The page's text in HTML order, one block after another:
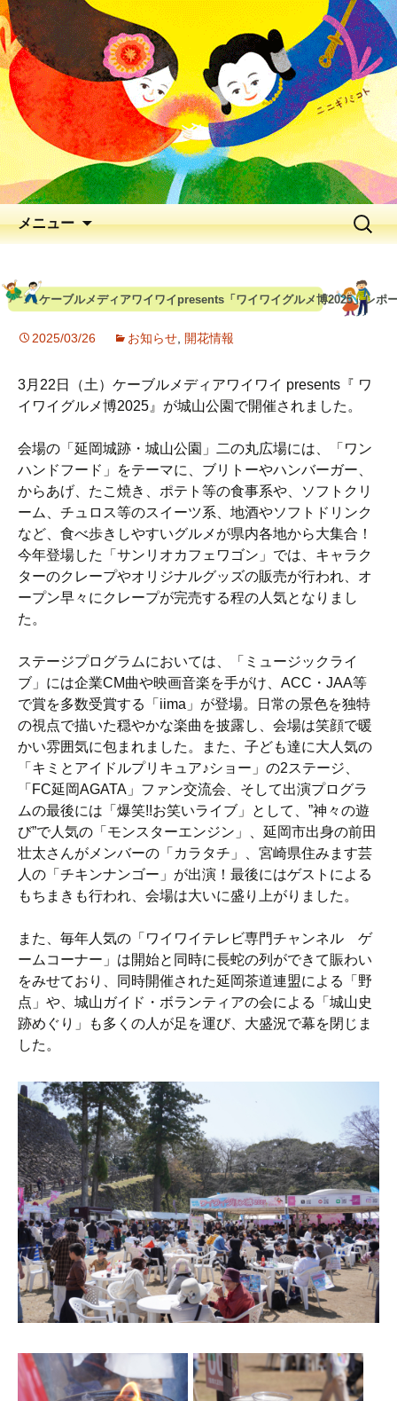
延岡花物語 2026
出会いの聖地 神と人と花が出逢う、
早春の五ヶ瀬川
メニュー
ケーブルメディアワイワイpresents「ワイワイグルメ博2025」レポ
2025/03/26 お知らせ 開花情報
3月22日（土）ケーブルメディアワイワイ presents『 ワ
イワイグルメ博2025』が城山公園で開催されました。
会場の「延岡城跡・城山公園」二の丸広場には、「ワン
ハンドフード」をテーマに、ブリトーやハンバーガー、
からあげ、たこ焼き、ポテト等の食事系や、ソフトクリ
ーム、チュロス等のスイーツ系、地酒やソフトドリンク
など、食べ歩きしやすいグルメが県内各地から大集合！
今年登場した「サンリオカフェワゴン」では、キャラク
ターのクレープやオリジナルグッズの販売が行われ、オ
ープン早々にクレープが完売する程の人気となりまし
た。
ステージプログラムにおいては、「ミュージックライ
ブ」には企業CM曲や映画音楽を手がけ、ACC・JAA等
で賞を多数受賞する「iima」が登場。日常の景色を独特
の視点で描いた穏やかな楽曲を披露し、会場は笑顔で暖
かい雰囲気に包まれました。また、子ども達に大人気の
「キミとアイドルプリキュア♪ショー」の2ステージ、
「FC延岡AGATA」ファン交流会、そして出演プログラ
ムの最後には「爆笑!!お笑いライブ」として、”神々の遊
び”で人気の「モンスターエンジン」、延岡市出身の前田
壮太さんがメンバーの「カラタチ」、宮崎県住みます芸
人の「チキンナンゴー」が出演！最後にはゲストによる
もちまきも行われ、会場は大いに盛り上がりました。
また、毎年人気の「ワイワイテレビ専門チャンネル ゲ
ームコーナー」は開始と同時に長蛇の列ができて賑わい
をみせており、同時開催された延岡茶道連盟による「野
点」や、城山ガイド・ボランティアの会による「城山史
跡めぐり」も多くの人が足を運び、大盛況で幕を閉じま
した。